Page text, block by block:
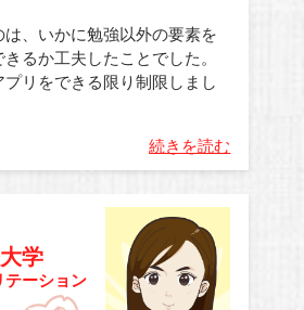
、いかに勉強以外の要素を
るか工夫したことでした。
リをできる限り制限しまし
続きを読む
学
テーション